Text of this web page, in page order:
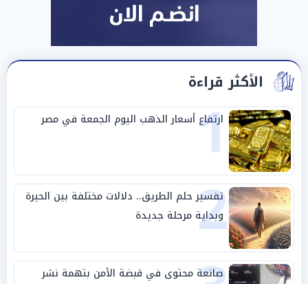
الأكثر قراءة
1
ارتفاع أسعار الذهب اليوم الجمعة في مصر
2
تفسير حلم الطريق.. دلالات مختلفة بين الحيرة
وبداية مرحلة جديدة
صانعة محتوى في قبضة الأمن بتهمة نشر